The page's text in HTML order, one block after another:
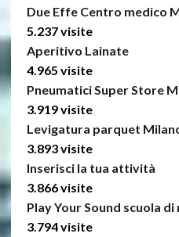
Due Effe Centro medico
5.237 visite
Aperitivo Lainate
4.965 visite
Pneumatici Super Store
3.919 visite
Levigatura parquet
3.893 visite
Inserisci la tua attività
3.866 visite
Play Your Sound scuola
3.794 visite